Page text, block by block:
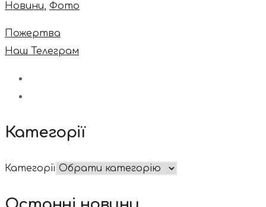
Новини, Фото
Пожертва
Наш Телеграм
Категорії
Категорії